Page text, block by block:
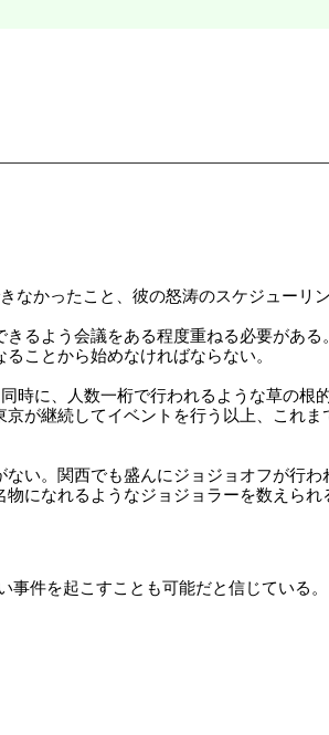
なかったこと、彼の怒涛のスケジューリ
るよう会議をある程度重ねる必要があ
ことから始めなければならない。
時に、人数一桁で行われるような草の根
が継続してイベントを行う以上、これま
い。関西でも盛んにジョジョオフが行わ
物になれるようなジョジョラーを数えられ
件を起こすことも可能だと信じている。